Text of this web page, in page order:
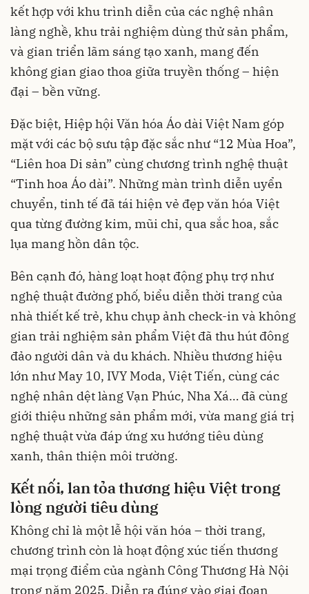
kết hợp với khu trình diễn của các nghệ nhân
làng nghề, khu trải nghiệm dùng thử sản phẩm,
và gian triển lãm sáng tạo xanh, mang đến
không gian giao thoa giữa truyền thống – hiện
đại – bền vững.
Đặc biệt, Hiệp hội Văn hóa Áo dài Việt Nam góp
mặt với các bộ sưu tập đặc sắc như “12 Mùa Hoa”,
“Liên hoa Di sản” cùng chương trình nghệ thuật
“Tinh hoa Áo dài”. Những màn trình diễn uyển
chuyển, tinh tế đã tái hiện vẻ đẹp văn hóa Việt
qua từng đường kim, mũi chỉ, qua sắc hoa, sắc
lụa mang hồn dân tộc.
Bên cạnh đó, hàng loạt hoạt động phụ trợ như
nghệ thuật đường phố, biểu diễn thời trang của
nhà thiết kế trẻ, khu chụp ảnh check-in và không
gian trải nghiệm sản phẩm Việt đã thu hút đông
đảo người dân và du khách. Nhiều thương hiệu
lớn như May 10, IVY Moda, Việt Tiến, cùng các
nghệ nhân dệt làng Vạn Phúc, Nha Xá… đã cùng
giới thiệu những sản phẩm mới, vừa mang giá trị
nghệ thuật vừa đáp ứng xu hướng tiêu dùng
xanh, thân thiện môi trường.
Kết nối,lan tỏa thương hiệu Việt trong
lòng người tiêu dùng
Không chỉ là một lễ hội văn hóa – thời trang,
chương trình còn là hoạt động xúc tiến thương
mại trọng điểm của ngành Công Thương Hà Nội
trong năm 2025. Diễn ra đúng vào giai đoạn